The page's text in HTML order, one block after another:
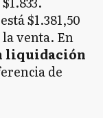
está $1.381,50
venta. En
liquidación
de